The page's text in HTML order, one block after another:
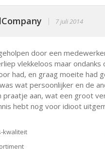
| 7 juli 2014
door een
vlekkeloos maar
had, en graag moeite had
wat persoonlijker en de
praatje aan, wat een groot
hebt nog voor idioot
kwaliteit